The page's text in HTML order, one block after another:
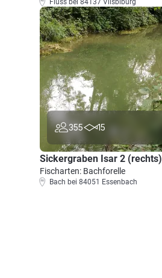
Fluss bei 84137 Vilsbiburg
355 15
Sickergraben Isar 2 (rechts)
Fischarten: Bachforelle
Bach bei 84051 Essenbach